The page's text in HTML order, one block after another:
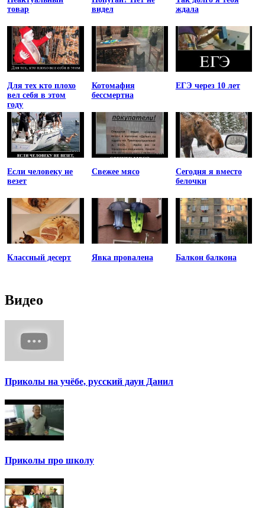
товар
видел
ждала
Для тех кто плохо
вел себя в этом
году
Котомафия
бессмертна
ЕГЭ через 10 лет
Если человеку не
везет
Свежее мясо
Сегодня я вместо
белочки
Классный десерт Явка провалена Балкон балкона
Видео
Приколы на учёбе, русский даун Данил
Приколы про школу